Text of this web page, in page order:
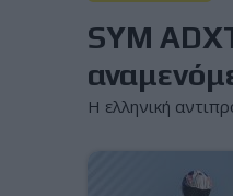
SYM
Η ελληνική